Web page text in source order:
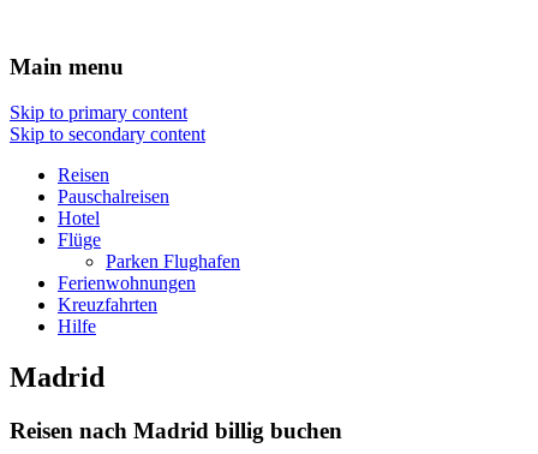
Hotel Flug Urlaub
Main menu
Skip to primary content
Skip to secondary content
Reisen
Pauschalreisen
Hotel
Flüge
Parken Flughafen
Ferienwohnungen
Kreuzfahrten
Hilfe
Madrid
Reisen nach Madrid billig buchen